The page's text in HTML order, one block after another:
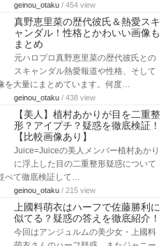
geinou_otaku / 454 view
真野恵里菜の歴代彼氏＆熱愛スキ
ャンダル！性格とかわいい画像も
まとめ
元ハロプロ真野恵里菜の歴代彼氏との
スキャンダル熱愛報道や性格、そして
を大量にまとめています。何度…
geinou_otaku / 438 view
【美人】植村あかりが目を二重整
形？アイプチ？疑惑を徹底検証！
【比較画像あり】
Juice=Juiceの美人メンバー植村あかり
に浮上した目の二重整形疑惑について
べて徹底検証して…
geinou_otaku / 215 view
上國料萌衣はハーフで佐藤勝利に
似てる？疑惑の答えを徹底紹介！
今回はアンジュルムの美少女・上國料